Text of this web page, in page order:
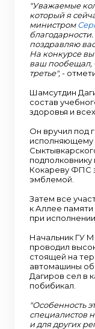
"Уважаемые
который я
министром
поздравляю
На конкурсе
ваш пообещал,
третье", -
Шамсутдин
состав
здоровья и
Он вручил под
исполняющему
Кокареву ФПС
эмблемой.
Затем все
к Аллее
при
Начальник ГУ
проводил
стоящей на
автомашины
Дагиров сел в
побибикал.
"Особенность
специалистов
и для других